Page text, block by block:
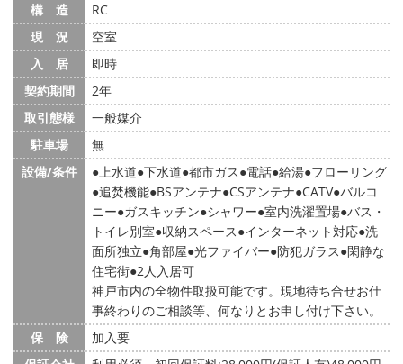
構 造
RC
現 況
空室
入 居
即時
契約期間
2年
取引態様
一般媒介
駐車場
無
設備/条件
上水道 下水道 都市ガス 電話 給湯 フローリング
追焚機能 BSアンテナ CSアンテナ CATV バルコ
ニー ガスキッチン シャワー 室内洗濯置場 バス・
トイレ別室 収納スペース インターネット対応 洗
面所独立 角部屋 光ファイバー 防犯ガラス 閑静な
住宅街 2人入居可
神戸市内の全物件取扱可能です。現地待ち合せお仕
事終わりのご相談等、何なりとお申し付け下さい。
保 険
加入要